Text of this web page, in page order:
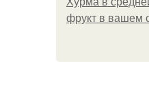
фрукт в вашем